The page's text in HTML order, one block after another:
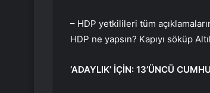
– HDP yetkilileri tüm
HDP ne yapsın? Kapıyı söküp
‘ADAYLIK’ İÇİN: 13’ÜNCÜ